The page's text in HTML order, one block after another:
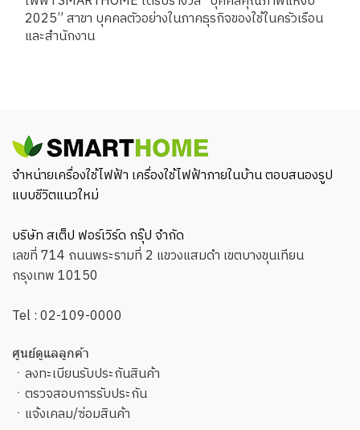
2025” สาขา บุคคลตัวอย่างในภาคธุรกิจของใช้ในครัวเรือน
และสำนักงาน
จำหน่ายเครื่องใช้ไฟฟ้า เครื่องใช้ไฟฟ้าภายในบ้าน ตอบสนองรูป
แบบชีวิตแนวใหม่
บริษัท สเต็ป ฟอร์เวิร์ด กรุ๊ป จำกัด
เลขที่ 714 ถนนพระรามที่ 2 แขวงแสมดำ เขตบางขุนเทียน
กรุงเทพ 10150
Tel :02-109-0000
ศูนย์ดูแลลูกค้า
ㆍ ลงทะเบียนรับประกันสินค้า
ㆍ ตรวจสอบการรับประกัน
ㆍ แจ้งเคลม/ซ่อมสินค้า